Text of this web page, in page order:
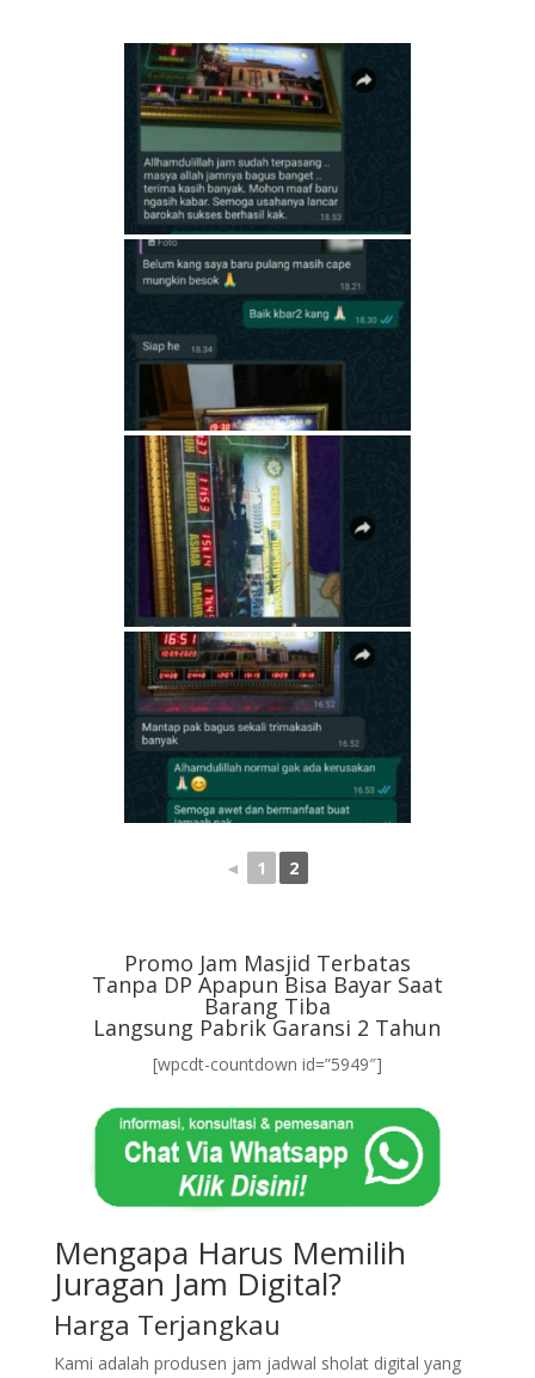
◄ 1 2
Promo Jam Masjid Terbatas
Tanpa DP Apapun Bisa Bayar Saat
Barang Tiba
Langsung Pabrik Garansi 2 Tahun
[wpcdt-countdown id=”5949″]
Mengapa Harus Memilih
Juragan Jam Digital?
Harga Terjangkau
Kami adalah produsen jam jadwal sholat digital yang